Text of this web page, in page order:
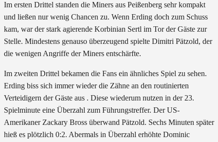
Im ersten Drittel standen die Miners aus Peißenberg sehr kompakt
und ließen nur wenig Chancen zu. Wenn Erding doch zum Schuss
kam, war der stark agierende Korbinian Sertl im Tor der Gäste zur
Stelle. Mindestens genauso überzeugend spielte Dimitri Pätzold, der
die wenigen Angriffe der Miners entschärfte.
Im zweiten Drittel bekamen die Fans ein ähnliches Spiel zu sehen.
Erding biss sich immer wieder die Zähne an den routinierten
Verteidigern der Gäste aus . Diese wiederum nutzen in der 23.
Spielminute eine Überzahl zum Führungstreffer. Der US-
Amerikaner Zackary Bross überwand Pätzold. Sechs Minuten später
hieß es plötzlich 0:2. Abermals in Überzahl erhöhte Dominic